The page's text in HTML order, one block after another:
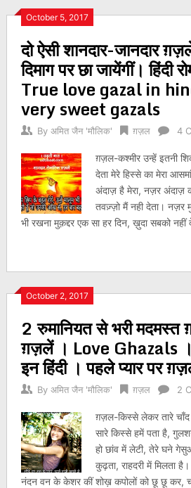
October 5, 2017
दो ऐसी शानदार-जानदार
दिमाग पर छा जायेंगीं। हिंदी
True love gazal in
very sweet gazals
By अमित जैन 'मौलिक' ग़ज़ल 4
ग़ज़ल-कश्मीर उन्हें इतनी
देता मेरे हिस्से का मेरा
अंदाज़ है मेरा, नज़र अंदाज़
तवज़्ज़ो मैं नही देता। नज़र
भी रखना मुक़द्दर एक सा हर दिन, ख़ुदा सबको नहीं
October 2, 2017
2 रुमानियत से भरी मदमस्त
ग़ज़लें । Love Ghazals ।
इन हिंदी । पहले प्यार पर
By अमित जैन 'मौलिक' ग़ज़ल 2
ग़ज़ल-किस्से लेकर तारे
सारे किस्से हमें पता है,
हो छांव में लेटी, तेरे घने
कुढ़ता, राहदरी में मिलता
नंदन वन के केशर कीं शोख़ कपोलों को छू छू कर,